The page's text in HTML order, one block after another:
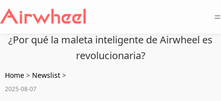
=
¿Por qué la maleta inteligente de Airwheel es
revolucionaria?
Home > Newslist >
2025-08-07